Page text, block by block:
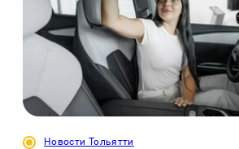
Новости Тольятти